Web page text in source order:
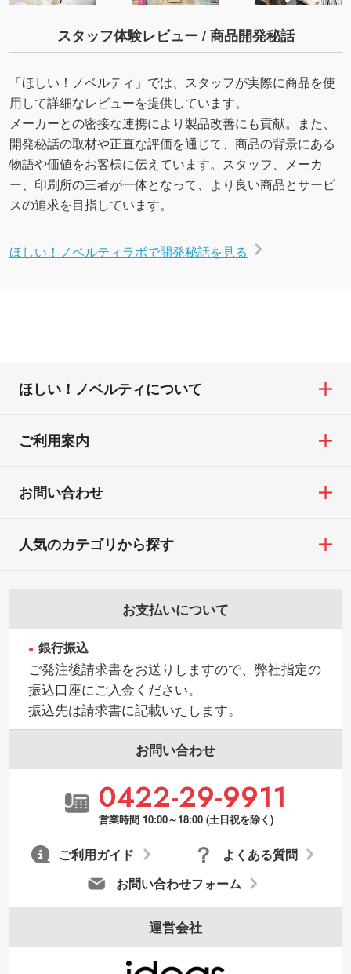
スタッフ体験レビュー / 商品開発秘話
「ほしい！ノベルティ」では、スタッフが実際に商品を使
用して詳細なレビューを提供しています。
メーカーとの密接な連携により製品改善にも貢献。また、
開発秘話の取材や正直な評価を通じて、商品の背景にある
物語や価値をお客様に伝えています。スタッフ、メーカ
ー、印刷所の三者が一体となって、より良い商品とサービ
スの追求を目指しています。
ほしい！ノベルティラボで開発秘話を見る
ほしい！ノベルティについて
ご利用案内
お問い合わせ
お支払いについて
銀行振込
ご発注後請求書をお送りしますので、弊社指定の
振込口座にご入金ください。
振込先は請求書に記載いたします。
お問い合わせ
0422-29-9911
営業時間 10:00～18:00 (土日祝を除く)
お問い合わせフォーム
よくある質問
ご利用ガイド
運営会社
人気のカテゴリから探す